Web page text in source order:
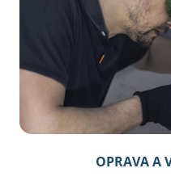
OPRAVA A